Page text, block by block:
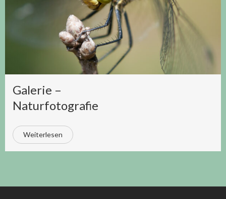
Galerie –
Naturfotografie
Weiterlesen